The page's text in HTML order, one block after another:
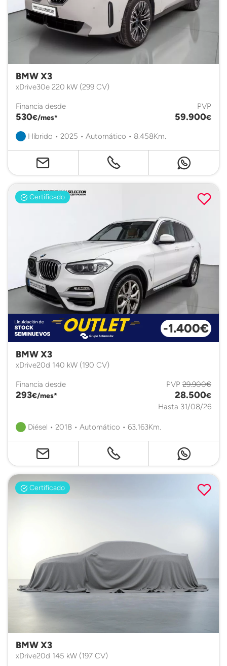
BMW X3
xDrive30e 220 kW (299 CV)
Financia desde
530€/mes*
PVP
59.900€
Híbrido • 2025 • Automático • 8.458Km.
Certificado
-1.400€
BMW X3
xDrive20d 140 kW (190 CV)
Financia desde
293€/mes*
PVP 29.900€
28.500€
Hasta 31/08/26
Diésel • 2018 • Automático • 63.163Km.
Certificado
BMW X3
xDrive20d 145 kW (197 CV)